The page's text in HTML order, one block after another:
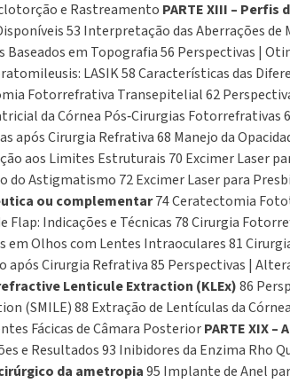
e Rastreamento PARTE XIII – Perfis
53 Interpretação das Aberrações
em Topografia 56 Perspectivas |
LASIK 58 Características das
Fotorrefrativa Transepitelial 62
da Córnea Pós‑Cirurgias Fotorrefrativas
após Cirurgia Refrativa 68 Manejo da
aos Limites Estruturais 70 Excimer Laser
Astigmatismo 72 Excimer Laser para
ou complementar74 Ceratectomia
Indicações e Técnicas 78 Cirurgia
Olhos com Lentes Intraoculares 81
após Cirurgia Refrativa 85 Perspectivas |
Lenticule Extraction (KLEx)86
(SMILE) 88 Extração de Lentículas da
Fácicas de Câmara PosteriorPARTE XIX
e Resultados 93 Inibidores da Enzima
da ametropia95 Implante de Anel